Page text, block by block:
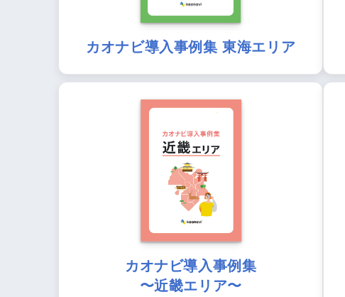
カオナビ導入事例集 東海エリア
カオナビ導入事例集
〜近畿エリア〜